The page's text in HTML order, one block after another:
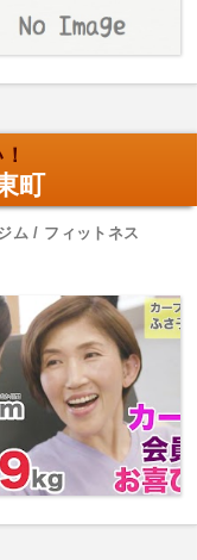
町
ム / フィットネス